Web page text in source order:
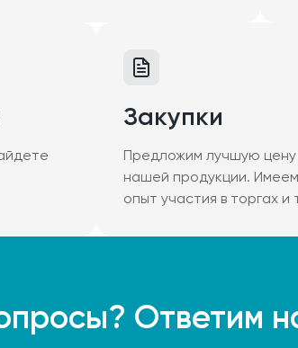
Закупки
Предложим лучшую цену
нашей продукции.
опыт участия в торгах и
Ответим